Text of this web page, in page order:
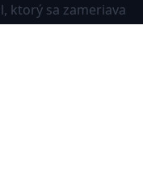
ktorý sa zameriava
hokeja a